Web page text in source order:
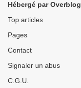
Hébergé par Overblog
Top articles
Pages
Contact
Signaler un abus
C.G.U.